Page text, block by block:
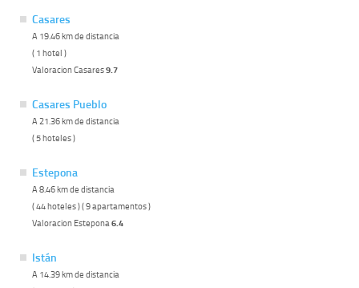
Casares
A 19.46 km de distancia
( 1 hotel )
Valoracion Casares9.7
Casares Pueblo
A 21.36 km de distancia
( 5 hoteles )
Estepona
A 8.46 km de distancia
( 44 hoteles ) ( 9 apartamentos )
Valoracion Estepona 6.4
Istán
A 14.39 km de distancia